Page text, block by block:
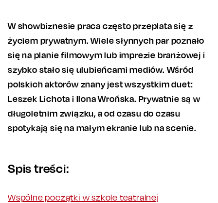
W showbiznesie praca często przeplata się z
życiem prywatnym. Wiele słynnych par poznało
się na planie filmowym lub imprezie branżowej i
szybko stało się ulubieńcami mediów. Wśród
polskich aktorów znany jest wszystkim duet:
Leszek Lichota i Ilona Wrońska. Prywatnie są w
długoletnim związku, a od czasu do czasu
spotykają się na małym ekranie lub na scenie.
Spis treści:
Wspólne początki w szkole teatralnej